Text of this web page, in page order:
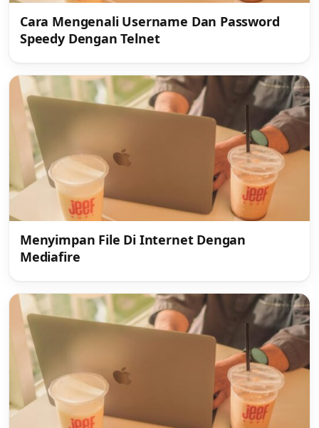
Cara Mengenali Username Dan Password
Speedy Dengan Telnet
Menyimpan File Di Internet Dengan
Mediafire